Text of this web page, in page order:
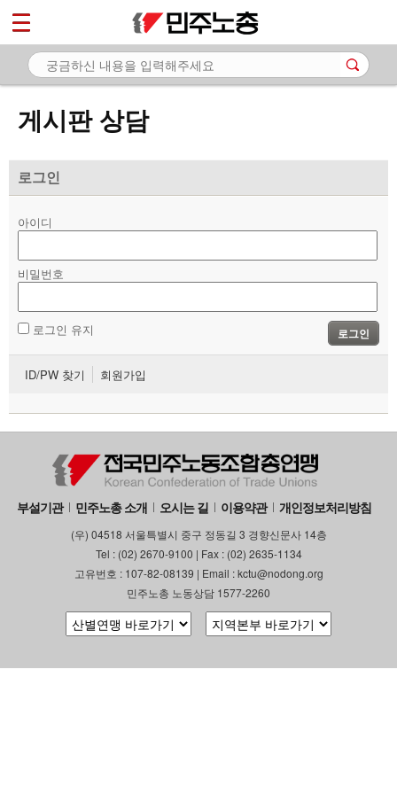
게시판 상담
로그인
아이디
비밀번호
로그인 유지 로그인
ID/PW 찾기 회원가입
부설기관 민주노총 소개 오시는 길 이용약관 개인정보처리방침
(우) 04518 서울특별시 중구 정동길 3 경향신문사 14층
Tel : (02) 2670-9100 | Fax : (02) 2635-1134
고유번호 : 107-82-08139 | Email : kctu@nodong.org
민주노총 노동상담 1577-2260
마이페이지
소개
노동상담
- 게시판 상담
- 바로보기
- 찾아보기
- 전국 노동상담소 안내
자료
부설기관